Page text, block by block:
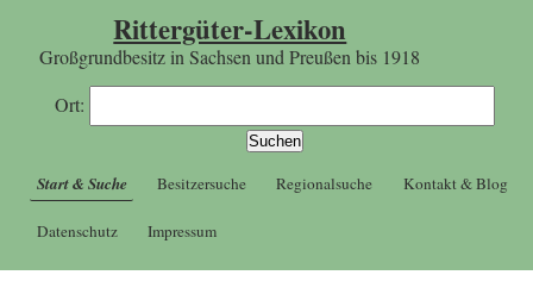
Rittergüter-Lexikon
Großgrundbesitz in Sachsen und Preußen bis 1918
Ort:
Start & Suche Besitzersuche Regionalsuche Kontakt & Blog
Datenschutz Impressum